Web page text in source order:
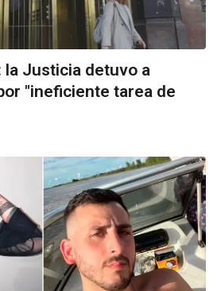
la Justicia detuvo a
"ineficiente tarea de